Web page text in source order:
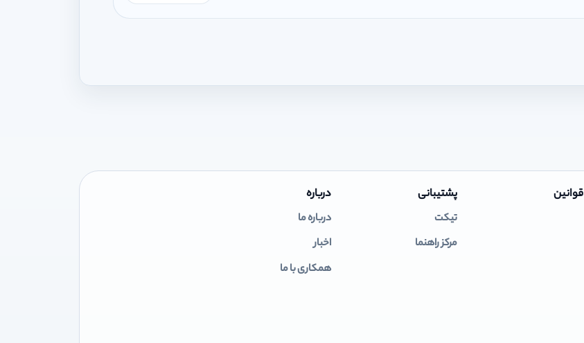
قوانین پشتیبانی
تیکت
مرکز راهنما
درباره
درباره ما
اخبار
همکاری با ما